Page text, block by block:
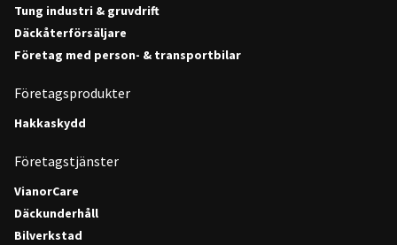
Tung industri & gruvdrift
Däckåterförsäljare
Företag med person- & transportbilar
Företagsprodukter
Hakkaskydd
Företagstjänster
VianorCare
Däckunderhåll
Bilverkstad